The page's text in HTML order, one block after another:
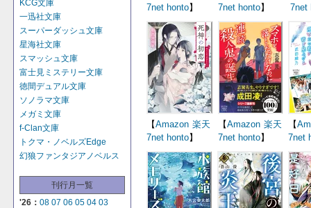
KCG文庫
一迅社文庫
スーパーダッシュ文庫
星海社文庫
スマッシュ文庫
富士見ミステリー文庫
徳間デュアル文庫
ソノラマ文庫
メガミ文庫
f-Clan文庫
トクマ・ノベルズEdge
幻狼ファンタジアノベルス
刊行月一覧
'26： 08 07 06 05 04 03
7net honto】
7net honto】
7net
【Amazon 楽天
7net honto】
【Amazon 楽天
7net honto】
【
7net